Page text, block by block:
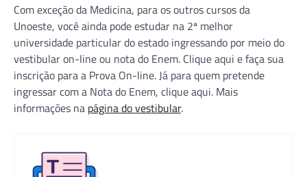
Com exceção da Medicina, para os outros cursos da
Unoeste, você ainda pode estudar na 2ª melhor
universidade particular do estado ingressando por meio do
vestibular on-line ou nota do Enem. Clique aqui e faça sua
inscrição para a Prova On-line. Já para quem pretende
ingressar com a Nota do Enem, clique aqui. Mais
informações na página do vestibular.